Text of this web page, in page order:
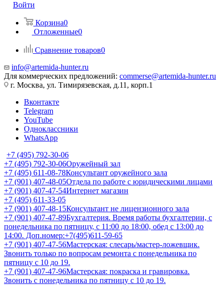
Войти
Корзина0
Отложенные0
Сравнение товаров0
info@artemida-hunter.ru
Для коммерческих предложений: commerse@artemida-hunter.ru
г. Москва, ул. Тимирязевская, д.11, корп.1
Вконтакте
Telegram
YouTube
Одноклассники
WhatsApp
+7 (495) 792-30-06
+7 (495) 792-30-06Оружейный зал
+7 (495) 611-08-78Консультант оружейного зала
+7 (901) 407-48-05Отдела по работе с юридическими лицами
+7 (901) 407-47-54Интернет магазин
+7 (495) 611-33-05
+7 (901) 407-48-15Консультант не лицензионного зала
+7 (901) 407-47-89Бухгалтерия. Время работы бухгалтерии, с
понедельника по пятницу, с 11:00 до 18:00, обед с 13:00 до
14:00. Доп.номер:+7(495)611-59-65
+7 (901) 407-47-56Мастерская: слесарь/мастер-ложевщик.
Звонить только по вопросам ремонта с понедельника по
пятницу с 10 до 19.
+7 (901) 407-47-96Мастерская: покраска и гравировка.
Звонить с понедельника по пятницу с 10 до 19.